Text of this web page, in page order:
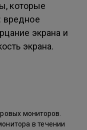
которые
вредное
экрана и
экрана.
мониторов.
в течении